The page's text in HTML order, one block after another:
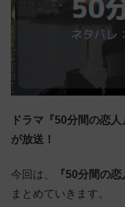
ドラマ『50分間の恋
が放送！
今回は、 『50分間の
まとめていきます。